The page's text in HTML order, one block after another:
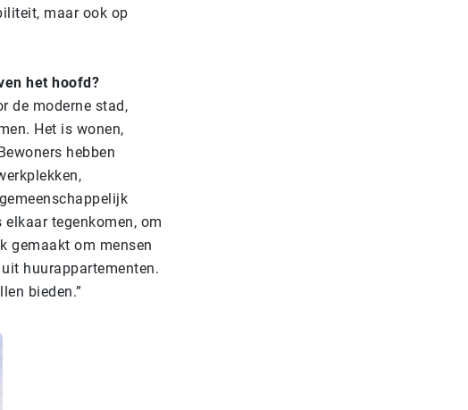
maar ook op
het hoofd?
de moderne stad,
Het is wonen,
hebben
tegenkomen, om
gemaakt om mensen
huurappartementen.
bieden.”